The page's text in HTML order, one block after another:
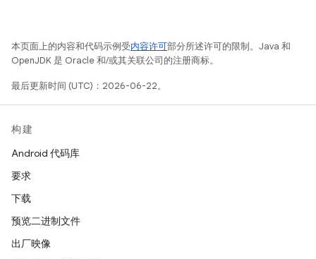
本页面上的内容和代码示例受内容许可部分所述许可的限制。Java 和
OpenJDK 是 Oracle 和/或其关联公司的注册商标。
最后更新时间 (UTC)：2026-06-22。
构建
Android 代码库
要求
下载
预览二进制文件
出厂映像